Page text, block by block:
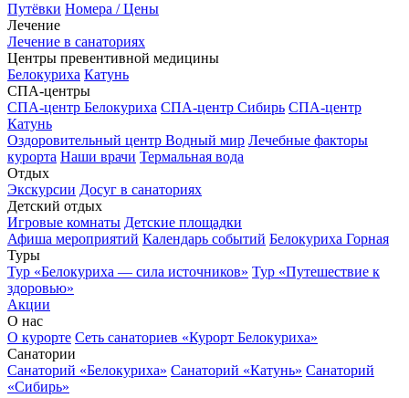
Путёвки Номера / Цены
Лечение
Лечение в санаториях
Центры превентивной медицины
Белокуриха Катунь
СПА-центры
СПА-центр Белокуриха СПА-центр Сибирь СПА-центр
Катунь
Оздоровительный центр Водный мир Лечебные факторы
курорта Наши врачи Термальная вода
Отдых
Экскурсии Досуг в санаториях
Детский отдых
Игровые комнаты Детские площадки
Афиша мероприятий Календарь событий Белокуриха Горная
Туры
Тур «Белокуриха — сила источников» Тур «Путешествие к
здоровью»
Акции
О нас
О курорте Сеть санаториев «Курорт Белокуриха»
Санатории
Санаторий «Белокуриха» Санаторий «Катунь» Санаторий
«Сибирь»